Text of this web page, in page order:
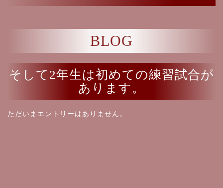
BLOG
そして2年生は初めての練習試合が
あります。
ただいまエントリーはありません。